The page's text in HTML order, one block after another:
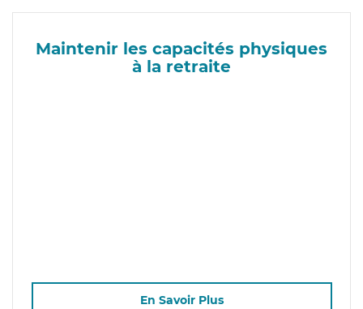
Maintenir les capacités physiques
à la retraite
En Savoir Plus